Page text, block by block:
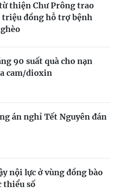
thiện Chư Prông trao
triệu đồng hỗ trợ bệnh
90 suất quà cho nạn
cam/dioxin
án nghỉ Tết Nguyên đán
nội lực ở vùng đồng bào
thiểu số